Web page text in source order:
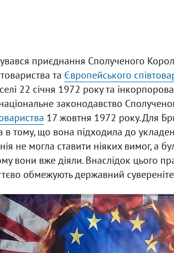
приєднання Сполученого
та Європейського
22 січня 1972 року та
законодавство
17 жовтня 1972 року. Для
в тому, що вона підходила до
не могла ставити ніяких вимог, а
вони вже діяли. Внаслідок цього
обмежують державний